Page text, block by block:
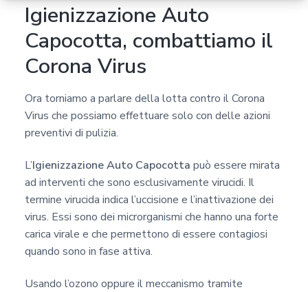
Igienizzazione Auto
Capocotta, combattiamo il
Corona Virus
Ora torniamo a parlare della lotta contro il Corona
Virus che possiamo effettuare solo con delle azioni
preventivi di pulizia.
L’Igienizzazione Auto Capocotta può essere mirata
ad interventi che sono esclusivamente virucidi. Il
termine virucida indica l’uccisione e l’inattivazione dei
virus. Essi sono dei microrganismi che hanno una forte
carica virale e che permettono di essere contagiosi
quando sono in fase attiva.
Usando l’ozono oppure il meccanismo tramite